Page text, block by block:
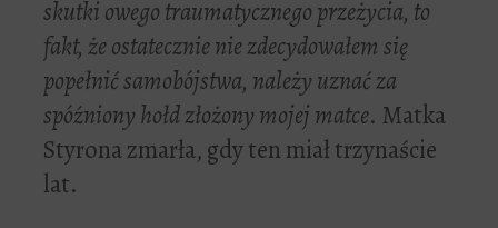
skutki owego traumatycznego przeżycia, to
fakt, że ostatecznie nie zdecydowałem się
popełnić samobójstwa, należy uznać za
spóźniony hołd złożony mojej matce. Matka
Styrona zmarła, gdy ten miał trzynaście
lat.